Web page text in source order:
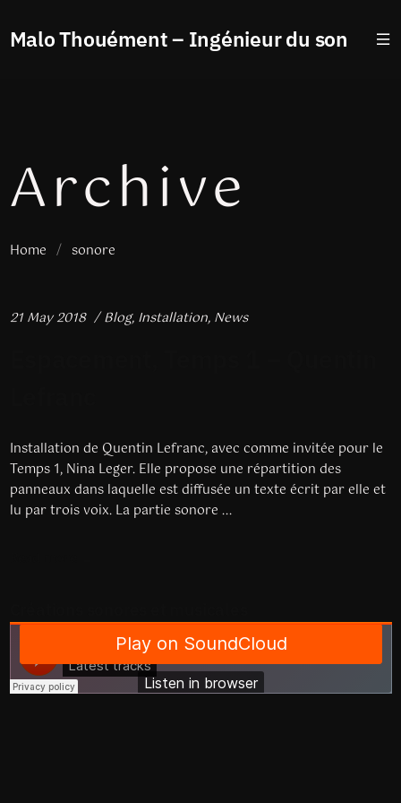
Malo Thouément – Ingénieur du son
Archive
Home / sonore
21 May 2018 Blog, Installation, News
Installation de Quentin Lefranc, avec comme invitée pour le
Temps 1, Nina Leger. Elle propose une répartition des
panneaux dans laquelle est diffusée un texte écrit par elle et
lu par trois voix. La partie sonore ...